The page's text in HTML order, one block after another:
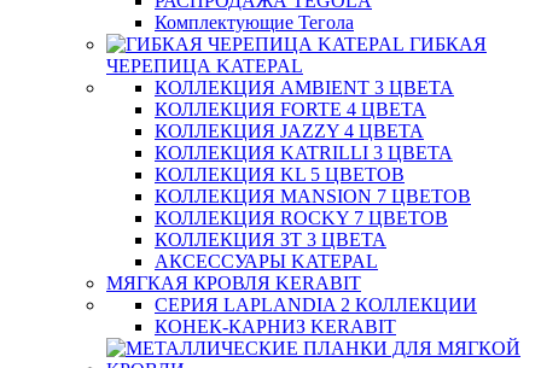
Комплектующие Тегола
ГИБКАЯ
ЧЕРЕПИЦА KATEPAL
КОЛЛЕКЦИЯ AMBIENT 3 ЦВЕТА
КОЛЛЕКЦИЯ FORTE 4 ЦВЕТА
КОЛЛЕКЦИЯ JAZZY 4 ЦВЕТА
КОЛЛЕКЦИЯ KATRILLI 3 ЦВЕТА
КОЛЛЕКЦИЯ KL 5 ЦВЕТОВ
КОЛЛЕКЦИЯ MANSION 7 ЦВЕТОВ
КОЛЛЕКЦИЯ ROCKY 7 ЦВЕТОВ
КОЛЛЕКЦИЯ ЗТ 3 ЦВЕТА
АКСЕССУАРЫ KATEPAL
МЯГКАЯ КРОВЛЯ KERABIT
СЕРИЯ LAPLANDIA 2 КОЛЛЕКЦИИ
КОНЕК-КАРНИЗ KERABIT